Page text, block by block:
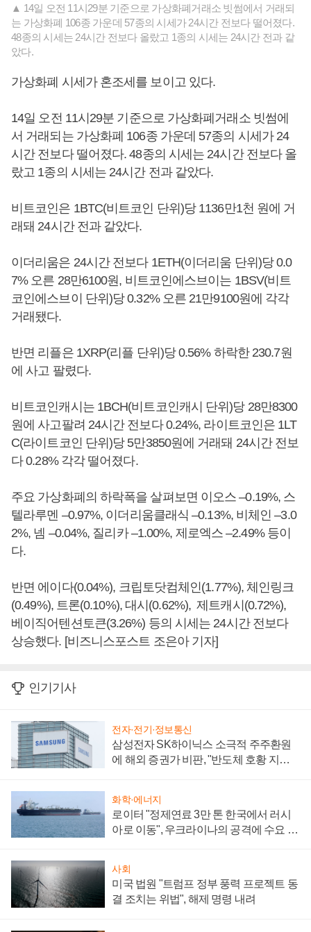
▲ 14일 오전 11시29분 기준으로 가상화폐거래소 빗썸에서 거래되
는 가상화폐 106종 가운데 57종의 시세가 24시간 전보다 떨어졌다.
48종의 시세는 24시간 전보다 올랐고 1종의 시세는 24시간 전과 같
았다.
가상화폐 시세가 혼조세를 보이고 있다.
14일 오전 11시29분 기준으로 가상화폐거래소 빗썸에
서 거래되는 가상화폐 106종 가운데 57종의 시세가 24
시간 전보다 떨어졌다. 48종의 시세는 24시간 전보다 올
랐고 1종의 시세는 24시간 전과 같았다.
비트코인은 1BTC(비트코인 단위)당 1136만1천 원에 거
래돼 24시간 전과 같았다.
이더리움은 24시간 전보다 1ETH(이더리움 단위)당 0.0
7% 오른 28만6100원, 비트코인에스브이는 1BSV(비트
코인에스브이 단위)당 0.32% 오른 21만9100원에 각각
거래됐다.
반면 리플은 1XRP(리플 단위)당 0.56% 하락한 230.7원
에 사고 팔렸다.
비트코인캐시는 1BCH(비트코인캐시 단위)당 28만8300
원에 사고팔려 24시간 전보다 0.24%, 라이트코인은 1LT
C(라이트코인 단위)당 5만3850원에 거래돼 24시간 전보
다 0.28% 각각 떨어졌다.
주요 가상화폐의 하락폭을 살펴보면 이오스 –0.19%, 스
텔라루멘 –0.97%, 이더리움클래식 –0.13%, 비체인 –3.0
2%, 넴 –0.04%, 질리카 –1.00%, 제로엑스 –2.49% 등이
다.
반면 에이다(0.04%), 크립토닷컴체인(1.77%), 체인링크
(0.49%), 트론(0.10%), 대시(0.62%), 제트캐시(0.72%),
베이직어텐션토큰(3.26%) 등의 시세는 24시간 전보다
상승했다. [비즈니스포스트 조은아 기자]
인기기사
전자·전기·정보통신
삼성전자 SK하이닉스 소극적 주주환원
에 해외 증권가 비판, "반도체 호황 지속
화학·에너지
로이터 "정제연료 3만 톤 한국에서 러시
아로 이동", 우크라이나의 공격에 수요 늘
사회
미국 법원 "트럼프 정부 풍력 프로젝트 동
결 조치는 위법", 해제 명령 내려